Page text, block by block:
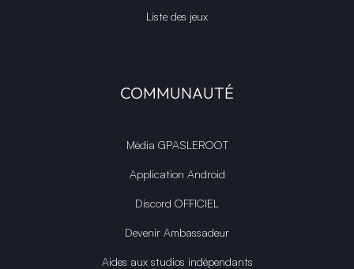
Liste des jeux
COMMUNAUTÉ
Média GPASLEROOT
Application Android
Discord OFFICIEL
Devenir Ambassadeur
Aides aux studios indépendants